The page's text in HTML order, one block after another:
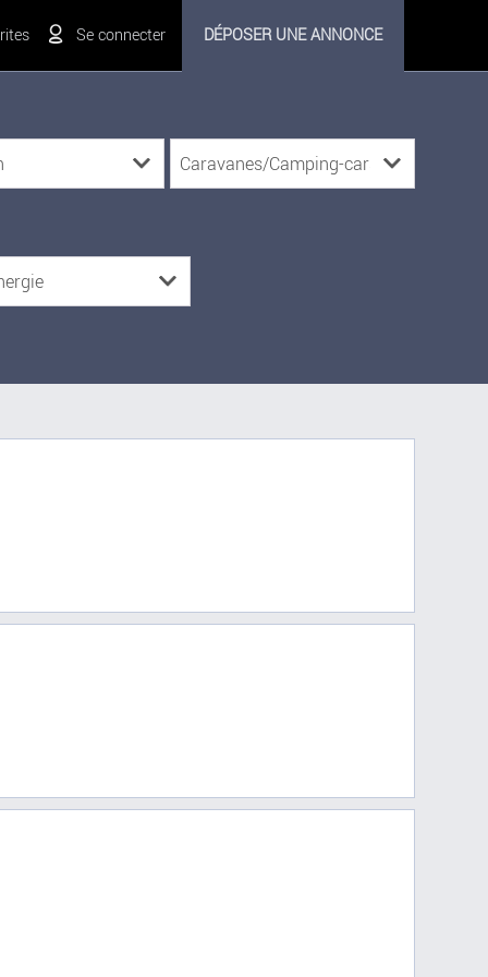
Se connecter DÉPOSER UNE ANNONCE